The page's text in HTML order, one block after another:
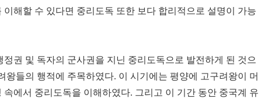
해할 수 있다면 중리도독 또한 보다 합리적으로 설명이 가능
권 및 독자의 군사권을 지닌 중리도독으로 발전하게 된 것으
들의 행적에 주목하였다. 이 시기에는 평양에 고구려왕이 머
에서 중리도독을 이해하였다. 그리고 이 기간 동안 중국계 유